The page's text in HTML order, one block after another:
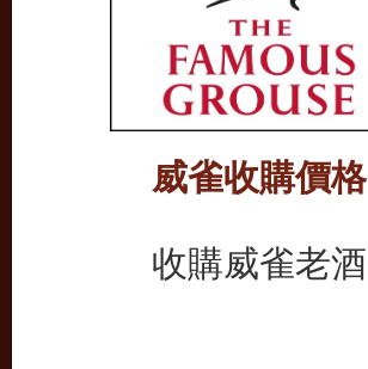
威雀收購價格
收購威雀老酒